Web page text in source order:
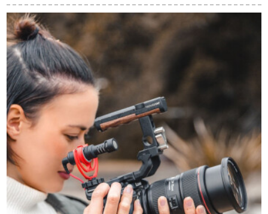
ネットの赤いアネン
サは歌を歌って录音
します。麦容量のマ
イクマイクのコンピ
ルの外でサードカー
ドのスツーの黒
（APPが電気音を調
整することとなりま
す。などの効果）
イク一眼レフカメラ
の铳式指向性マイク
ロフ
トコム携帯电话の生
放送は通用します。
ディングして歌を歌
トです。